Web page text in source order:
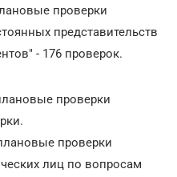
проверки
представительств
- 176 проверок.
проверки
проверки
лиц по вопросам